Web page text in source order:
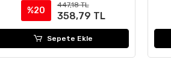
%20
447,18 TL
358,79 TL
Sepete Ekle